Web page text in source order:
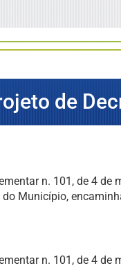
de
n. 101, de 4
Município,
n. 101, de 4